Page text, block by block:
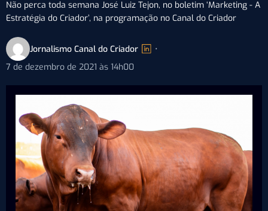
Não perca toda semana José Luiz Tejon, no boletim ‘Marketing - A
Estratégia do Criador’, na programação no Canal do Criador
Jornalismo Canal do Criador
•
7 de dezembro de 2021 às 14h00